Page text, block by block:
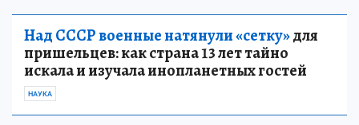
Над СССР военные натянули «сетку»для
пришельцев: как страна 13 лет тайно
искала и изучала инопланетных гостей
НАУКА